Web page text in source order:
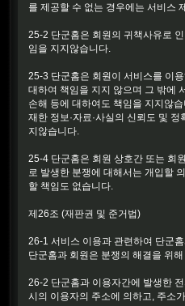
를 제공할 수 없는 경우에는 서비스
25-2 단군홈은 회원의 귀책사유로
임을 지지않습니다.
25-3 단군홈은 회원이 서비스를 이
대하여 책임을 지지 않으며 그 밖에
손해 등에 대하여도 책임을 지지않
재한 정보·자료·사실의 신뢰도 및
지않습니다.
25-4 단군홈은 회원 상호간 또는 회
로 발생한 분쟁에 대해서는 개입할
할 책임도 없습니다.
제26조 (재판권 및 준거법)
26-1 서비스 이용과 관련하여 단군
단군홈과 회원은 분쟁의 해결을 위
26-2 단군홈과 이용자간에 발생한
시의 이용자의 주소에 의하고, 주소